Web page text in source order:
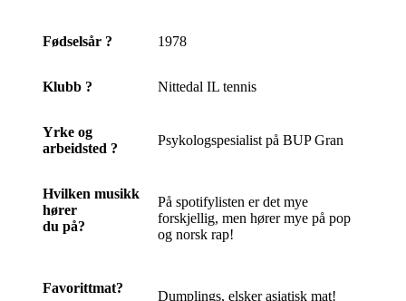
Fødselsår ? 1978
Klubb ? Nittedal IL tennis
Yrke og
arbeidsted ?
Psykologspesialist på BUP Gran
Hvilken musikk
hører
du på?
På spotifylisten er det mye
forskjellig, men hører mye på pop
og norsk rap!
Favorittmat?
Dumplings, elsker asiatisk mat!